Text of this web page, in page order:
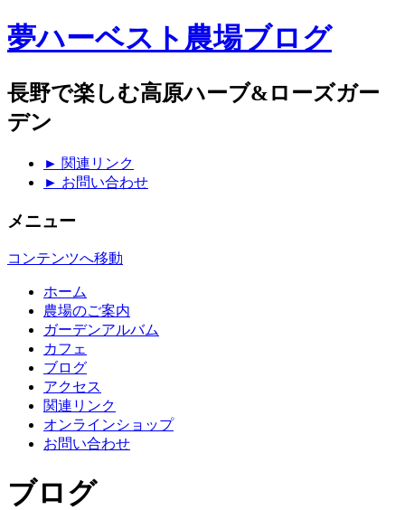
夢ハーベスト農場ブログ
長野で楽しむ高原ハーブ&ローズガー
デン
► 関連リンク
► お問い合わせ
メニュー
コンテンツへ移動
ホーム
農場のご案内
ガーデンアルバム
カフェ
ブログ
アクセス
関連リンク
オンラインショップ
お問い合わせ
ブログ